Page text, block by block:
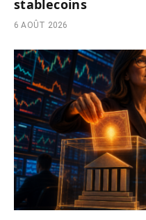
stablecoins
6 AOÛT 2026